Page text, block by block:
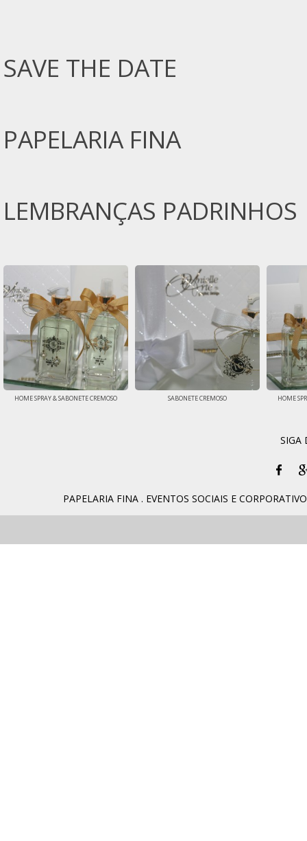
SAVE THE DATE
PAPELARIA FINA
LEMBRANÇAS PADRINHOS
HOME SPRAY & SABONETE CREMOSO SABONETE CREMOSO HOME
SIGA
PAPELARIA FINA . EVENTOS SOCIAIS E